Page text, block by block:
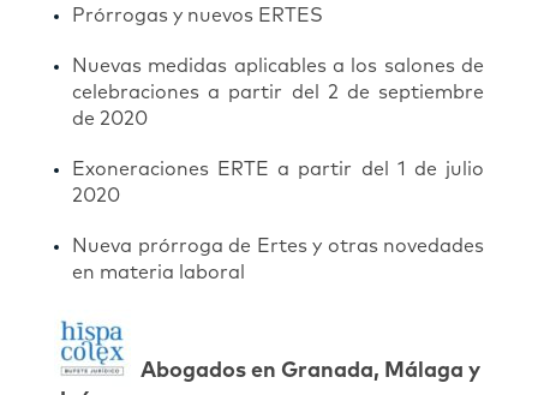
Prórrogas y nuevos ERTES
Nuevas medidas aplicables a los salones de
celebraciones a partir del 2 de septiembre
de 2020
Exoneraciones ERTE a partir del 1 de julio
2020
Nueva prórroga de Ertes y otras novedades
en materia laboral
Abogados en Granada, Málaga y